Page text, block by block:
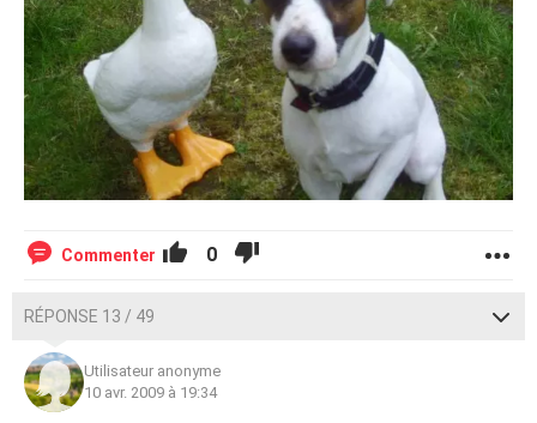
Commenter 0
RÉPONSE 13 / 49
Utilisateur anonyme
10 avr. 2009 à 19:34